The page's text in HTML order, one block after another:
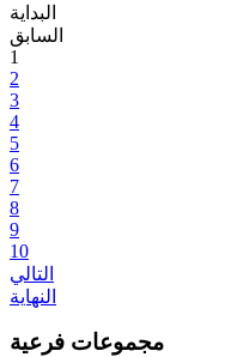
البداية
السابق
1
2
3
4
5
6
7
8
9
10
التالي
النهاية
مجموعات فرعية